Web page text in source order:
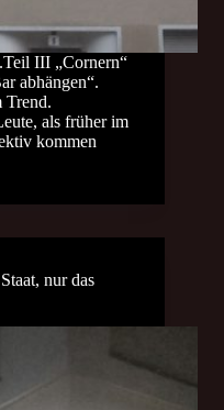
III „Cornern“
abhängen“.
Trend.
als früher im
kommen
nur das